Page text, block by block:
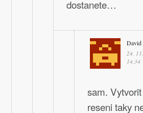
dostanete…
David
24.
14.34
sam.
reseni taky